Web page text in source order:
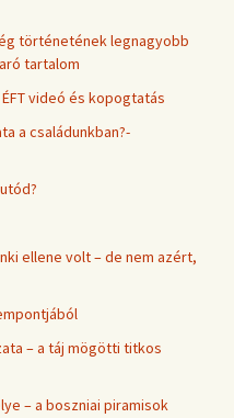
történetének legnagyobb
tartalom
videó és kopogtatás
a családunkban?-
ellene volt – de nem azért,
– a táj mögötti titkos
– a boszniai piramisok